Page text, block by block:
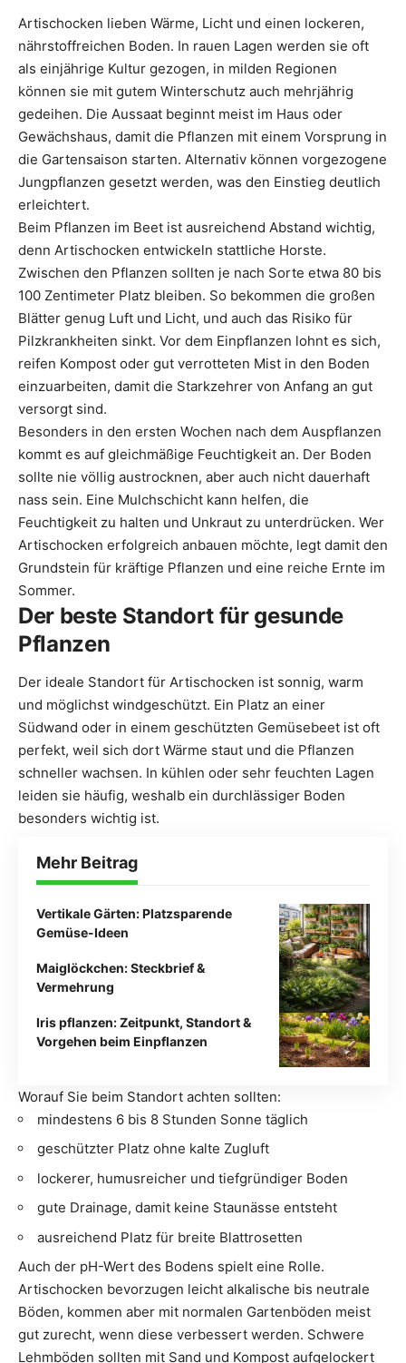
Artischocken lieben Wärme, Licht und einen lockeren,
nährstoffreichen Boden. In rauen Lagen werden sie oft
als einjährige Kultur gezogen, in milden Regionen
können sie mit gutem Winterschutz auch mehrjährig
gedeihen. Die Aussaat beginnt meist im Haus oder
Gewächshaus, damit die Pflanzen mit einem Vorsprung in
die Gartensaison starten. Alternativ können vorgezogene
Jungpflanzen gesetzt werden, was den Einstieg deutlich
erleichtert.
Beim Pflanzen im Beet ist ausreichend Abstand wichtig,
denn Artischocken entwickeln stattliche Horste.
Zwischen den Pflanzen sollten je nach Sorte etwa 80 bis
100 Zentimeter Platz bleiben. So bekommen die großen
Blätter genug Luft und Licht, und auch das Risiko für
Pilzkrankheiten sinkt. Vor dem Einpflanzen lohnt es sich,
reifen Kompost oder gut verrotteten Mist in den Boden
einzuarbeiten, damit die Starkzehrer von Anfang an gut
versorgt sind.
Besonders in den ersten Wochen nach dem Auspflanzen
kommt es auf gleichmäßige Feuchtigkeit an. Der Boden
sollte nie völlig austrocknen, aber auch nicht dauerhaft
nass sein. Eine Mulchschicht kann helfen, die
Feuchtigkeit zu halten und Unkraut zu unterdrücken. Wer
Artischocken erfolgreich anbauen möchte, legt damit den
Grundstein für kräftige Pflanzen und eine reiche Ernte im
Sommer.
Der beste Standort für gesunde
Pflanzen
Der ideale Standort für Artischocken ist sonnig, warm
und möglichst windgeschützt. Ein Platz an einer
Südwand oder in einem geschützten Gemüsebeet ist oft
perfekt, weil sich dort Wärme staut und die Pflanzen
schneller wachsen. In kühlen oder sehr feuchten Lagen
leiden sie häufig, weshalb ein durchlässiger Boden
besonders wichtig ist.
Mehr Beitrag
Vertikale Gärten: Platzsparende
Gemüse-Ideen
Maiglöckchen: Steckbrief &
Vermehrung
Iris pflanzen: Zeitpunkt, Standort &
Vorgehen beim Einpflanzen
Worauf Sie beim Standort achten sollten:
mindestens 6 bis 8 Stunden Sonne täglich
geschützter Platz ohne kalte Zugluft
lockerer, humusreicher und tiefgründiger Boden
gute Drainage, damit keine Staunässe entsteht
ausreichend Platz für breite Blattrosetten
Auch der pH-Wert des Bodens spielt eine Rolle.
Artischocken bevorzugen leicht alkalische bis neutrale
Böden, kommen aber mit normalen Gartenböden meist
gut zurecht, wenn diese verbessert werden. Schwere
Lehmböden sollten mit Sand und Kompost aufgelockert